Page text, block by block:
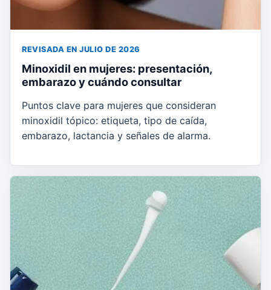
REVISADA EN JULIO DE 2026
Minoxidil en mujeres: presentación,
embarazo y cuándo consultar
Puntos clave para mujeres que consideran
minoxidil tópico: etiqueta, tipo de caída,
embarazo, lactancia y señales de alarma.